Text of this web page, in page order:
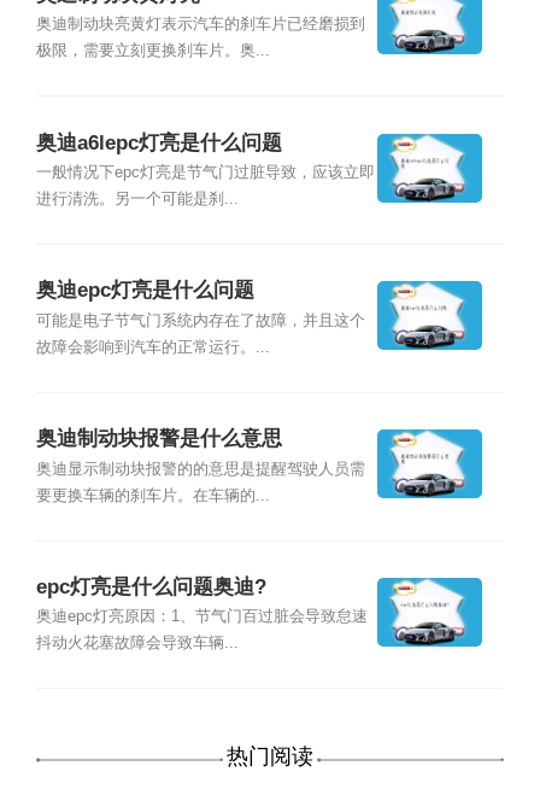
奥迪制动块亮黄灯表示汽车的刹车片已经磨损到
极限，需要立刻更换刹车片。奥...
奥迪a6lepc灯亮是什么问题
一般情况下epc灯亮是节气门过脏导致，应该立即
进行清洗。另一个可能是刹...
奥迪epc灯亮是什么问题
可能是电子节气门系统内存在了故障，并且这个
故障会影响到汽车的正常运行。...
奥迪制动块报警是什么意思
奥迪显示制动块报警的的意思是提醒驾驶人员需
要更换车辆的刹车片。在车辆的...
epc灯亮是什么问题奥迪?
奥迪epc灯亮原因：1、节气门百过脏会导致怠速
抖动火花塞故障会导致车辆...
热门阅读